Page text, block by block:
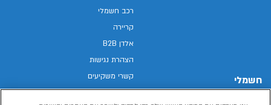
חשמלי
רכב חשמלי
קריירה
אלדן B2B
הצהרת נגישות
קשרי משקיעים
מפת האתר